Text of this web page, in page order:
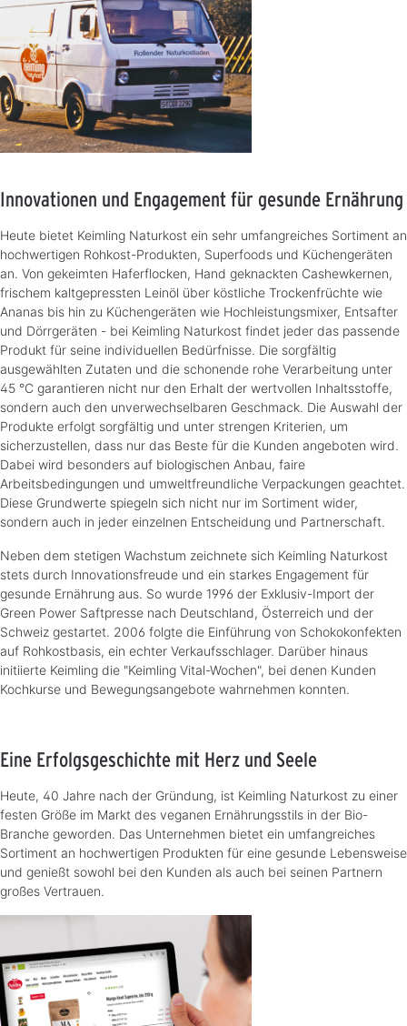
Innovationen und Engagement für gesunde Ernährung
Heute bietet Keimling Naturkost ein sehr umfangreiches Sortiment an
hochwertigen Rohkost-Produkten, Superfoods und Küchengeräten
an. Von gekeimten Haferflocken, Hand geknackten Cashewkernen,
frischem kaltgepressten Leinöl über köstliche Trockenfrüchte wie
Ananas bis hin zu Küchengeräten wie Hochleistungsmixer, Entsafter
und Dörrgeräten - bei Keimling Naturkost findet jeder das passende
Produkt für seine individuellen Bedürfnisse. Die sorgfältig
ausgewählten Zutaten und die schonende rohe Verarbeitung unter
45 °C garantieren nicht nur den Erhalt der wertvollen Inhaltsstoffe,
sondern auch den unverwechselbaren Geschmack. Die Auswahl der
Produkte erfolgt sorgfältig und unter strengen Kriterien, um
sicherzustellen, dass nur das Beste für die Kunden angeboten wird.
Dabei wird besonders auf biologischen Anbau, faire
Arbeitsbedingungen und umweltfreundliche Verpackungen geachtet.
Diese Grundwerte spiegeln sich nicht nur im Sortiment wider,
sondern auch in jeder einzelnen Entscheidung und Partnerschaft.
Neben dem stetigen Wachstum zeichnete sich Keimling Naturkost
stets durch Innovationsfreude und ein starkes Engagement für
gesunde Ernährung aus. So wurde 1996 der Exklusiv-Import der
Green Power Saftpresse nach Deutschland, Österreich und der
Schweiz gestartet. 2006 folgte die Einführung von Schokokonfekten
auf Rohkostbasis, ein echter Verkaufsschlager. Darüber hinaus
initiierte Keimling die "Keimling Vital-Wochen", bei denen Kunden
Kochkurse und Bewegungsangebote wahrnehmen konnten.
Eine Erfolgsgeschichte mit Herz und Seele
Heute, 40 Jahre nach der Gründung, ist Keimling Naturkost zu einer
festen Größe im Markt des veganen Ernährungsstils in der Bio-
Branche geworden. Das Unternehmen bietet ein umfangreiches
Sortiment an hochwertigen Produkten für eine gesunde Lebensweise
und genießt sowohl bei den Kunden als auch bei seinen Partnern
großes Vertrauen.